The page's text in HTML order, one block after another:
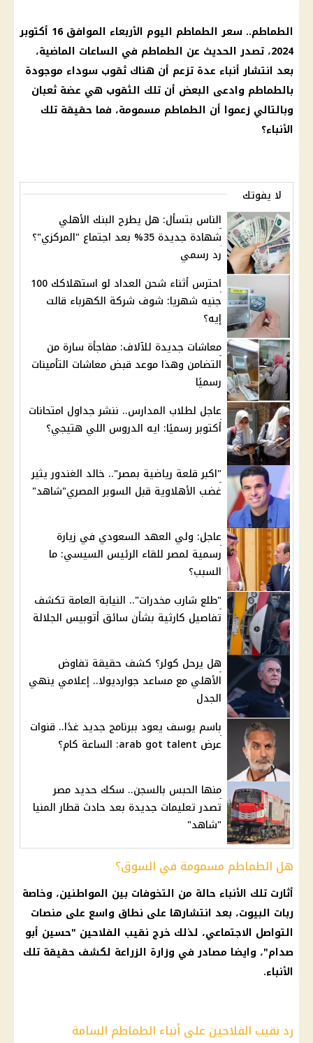
الطماطم.. سعر الطماطم اليوم
الأربعاء الموافق 16 أكتوبر
2024، تصدر الحديث عن
الطماطم في الساعات الماضية،
بعد انتشار أنباء عدة تزعم أن هناك ثقوب سوداء موجودة
بالطماطم وادعى البعض أن تلك الثقوب هي عضة ثعبان
وبالتالي زعموا أن الطماطم مسمومة، فما حقيقة تلك
الأنباء؟
لا يفوتك
الناس بتسأل: هل يطرح البنك الأهلي
شهادة جديدة 35% بعد اجتماع "المركزي"؟
رد رسمي
احترس أثناء شحن العداد لو استهلاكك 100
جنيه شهريا: شوف شركة الكهرباء قالت
إيه؟
معاشات جديدة للآلاف: مفاجأة سارة من
التضامن وهذا موعد قبض معاشات التأمينات
رسميًا
عاجل لطلاب المدارس.. ننشر جداول امتحانات
أكتوبر رسميًا: ايه الدروس اللي هتيجي؟
"اكبر قلعة رياضية بمصر".. خالد الغندور يثير
غضب الأهلاوية قبل السوبر المصري"شاهد"
عاجل: ولي العهد السعودي في زيارة
رسمية لمصر للقاء الرئيس السيسي: ما
السبب؟
"طلع شارب مخدرات".. النيابة العامة تكشف
تفاصيل كارثية بشأن سائق أتوبيس الجلالة
هل يرحل كولر؟ كشف حقيقة تفاوض
الأهلي مع مساعد جوارديولا.. إعلامي ينهي
الجدل
باسم يوسف يعود ببرنامج جديد غدًا.. قنوات
عرض arab got talent: الساعة كام؟
منها الحبس بالسجن.. سكك حديد مصر
تصدر تعليمات جديدة بعد حادث قطار المنيا
"شاهد"
هل الطماطم مسمومة في السوق؟
أثارت تلك الأنباء حالة من التخوفات بين المواطنين، وخاصة
ربات البيوت، بعد انتشارها على نطاق واسع على منصات
التواصل الاجتماعي، لذلك خرج نقيب الفلاحين "حسين أبو
صدام"، وايضا مصادر في وزارة الزراعة لكشف حقيقة تلك
الأنباء.
رد نقيب الفلاحين على أنباء الطماطم السامة